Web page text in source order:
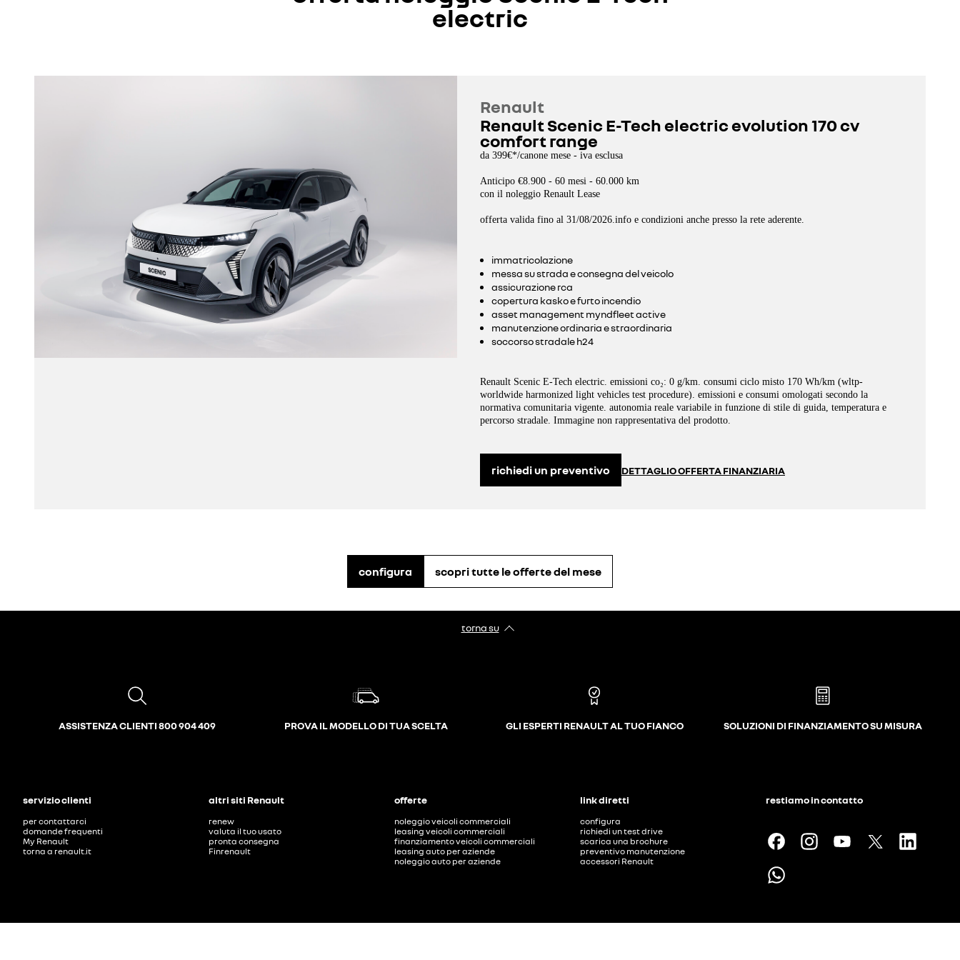
electric
Renault
Renault Scenic E-Tech electric evolution 170 cv
comfort range
da 399€*/canone mese - iva esclusa
Anticipo €8.900 - 60 mesi - 60.000 km
con il noleggio Renault Lease
offerta valida fino al 31/08/2026.info e condizioni anche presso la rete aderente.
immatricolazione
messa su strada e consegna del veicolo
assicurazione rca
copertura kasko e furto incendio
asset management myndfleet active
manutenzione ordinaria e straordinaria
soccorso stradale h24
Renault Scenic E-Tech electric. emissioni co₂: 0 g/km. consumi ciclo misto 170 Wh/km (wltp-
worldwide harmonized light vehicles test procedure). emissioni e consumi omologati secondo la
normativa comunitaria vigente. autonomia reale variabile in funzione di stile di guida, temperatura e
percorso stradale. Immagine non rappresentativa del prodotto.
richiedi un preventivo DETTAGLIO OFFERTA FINANZIARIA
configura scopri tutte le offerte del mese
torna su
ASSISTENZA CLIENTI 800 904 409 PROVA IL MODELLO DI TUA SCELTA GLI ESPERTI RENAULT AL TUO FIANCO SOLUZIONI DI FINANZIAMENTO SU MISURA
servizio clienti
per contattarci
domande frequenti
My Renault
torna a renault.it
altri siti Renault
renew
valuta il tuo usato
pronta consegna
Finrenault
offerte
noleggio veicoli commerciali
leasing veicoli commerciali
finanziamento veicoli commerciali
leasing auto per aziende
noleggio auto per aziende
link diretti
configura
richiedi un test drive
scarica una brochure
preventivo manutenzione
accessori Renault
restiamo in contatto